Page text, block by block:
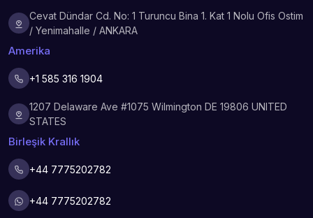
Cevat Dündar Cd. No: 1 Turuncu Bina 1. Kat 1 Nolu Ofis Ostim
/ Yenimahalle / ANKARA
Amerika
+1 585 316 1904
1207 Delaware Ave #1075 Wilmington DE 19806 UNITED
STATES
Birleşik Krallık
+44 7775202782
+44 7775202782